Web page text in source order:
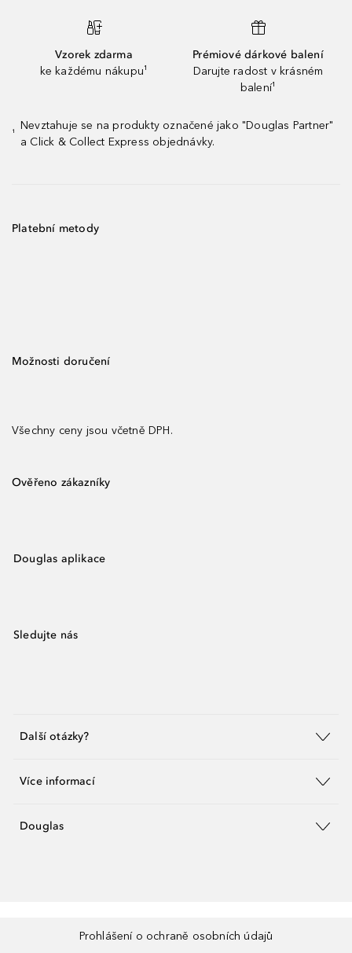
Vzorek zdarma
ke každému nákupu¹
Prémiové dárkové balení
Darujte radost v krásném
balení¹
¹
Nevztahuje se na produkty označené jako "Douglas Partner"
a Click & Collect Express objednávky.
Platební metody
Možnosti doručení
Všechny ceny jsou včetně DPH.
Ověřeno zákazníky
Douglas aplikace
Sledujte nás
Další otázky?
Více informací
Douglas
Prohlášení o ochraně osobních údajů